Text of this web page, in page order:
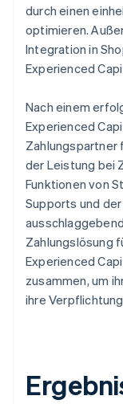
durch einen
optimieren.
Integration in
Experienced
Nach einem
Experienced
Zahlungspartner
der Leistung bei
Funktionen von
Supports und
Zahlungslösung
Experienced
zusammen, um
ihre